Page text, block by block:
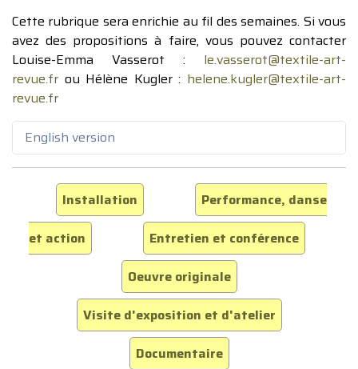
Cette rubrique sera enrichie au fil des semaines. Si vous
avez des propositions à faire, vous pouvez contacter
Louise-Emma Vasserot : le.vasserot@textile-art-
revue.fr ou Hélène Kugler : helene.kugler@textile-art-
revue.fr
English version
Installation
Performance, danse
et action
Entretien et conférence
Oeuvre originale
Visite d'exposition et d'atelier
Documentaire